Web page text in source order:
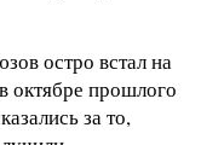
остро встал на
октябре прошлого
за то,